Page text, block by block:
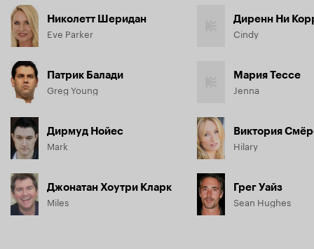
Николетт Шеридан
Eve Parker
Патрик Балади
Greg Young
Дирмуд Нойес
Mark
Джонатан Хоутри Кларк
Miles
Диренн Ни
Cindy
Мария Тессе
Jenna
Виктория
Hilary
Грег Уайз
Sean Hughes